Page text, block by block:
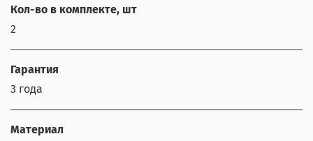
Кол-во в комплекте, шт
2
Гарантия
3 года
Материал